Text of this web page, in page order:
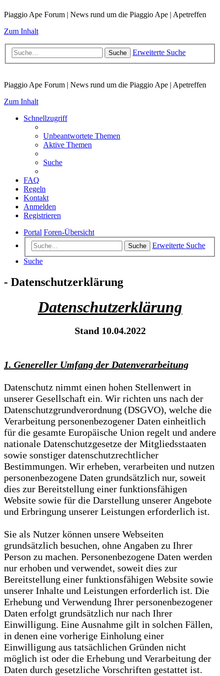
Piaggio Ape Forum | News rund um die Piaggio Ape | Apetreffen
Zum Inhalt
Suche Erweiterte Suche
Piaggio Ape Forum | News rund um die Piaggio Ape | Apetreffen
Zum Inhalt
Schnellzugriff
Unbeantwortete Themen
Aktive Themen
Suche
FAQ
Regeln
Kontakt
Anmelden
Registrieren
Portal Foren-Übersicht
Suche
Erweiterte Suche
Suche
- Datenschutzerklärung
Datenschutzerklärung
Stand 10.04.2022
1. Genereller Umfang der Datenverarbeitung
Datenschutz nimmt einen hohen Stellenwert in
unserer Gesellschaft ein. Wir richten uns nach der
Datenschutzgrundverordnung (DSGVO), welche die
Verarbeitung personenbezogener Daten einheitlich
für die gesamte Europäische Union regelt und andere
nationale Datenschutzgesetze der Mitgliedsstaaten
sowie sonstiger datenschutzrechtlicher
Bestimmungen. Wir erheben, verarbeiten und nutzen
personenbezogene Daten grundsätzlich nur, soweit
dies zur Bereitstellung einer funktionsfähigen
Website sowie für die Darstellung unserer Angebote
und Erbringung unserer Leistungen erforderlich ist.
Sie als Nutzer können unsere Webseiten
grundsätzlich besuchen, ohne Angaben zu Ihrer
Person zu machen. Personenbezogene Daten werden
nur erhoben und verwendet, soweit dies zur
Bereitstellung einer funktionsfähigen Website sowie
unserer Inhalte und Leistungen erforderlich ist. Die
Erhebung und Verwendung Ihrer personenbezogener
Daten erfolgt grundsätzlich nur nach Ihrer
Einwilligung. Eine Ausnahme gilt in solchen Fällen,
in denen eine vorherige Einholung einer
Einwilligung aus tatsächlichen Gründen nicht
möglich ist oder die Erhebung und Verarbeitung der
Daten durch gesetzliche Vorschriften gestattet ist.